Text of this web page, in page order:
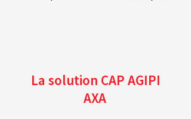
La solution CAP AGIPI
AXA